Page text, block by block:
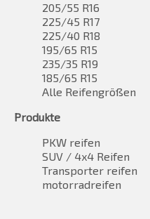
205/55 R16
225/45 R17
225/40 R18
195/65 R15
235/35 R19
185/65 R15
Alle Reifengrößen
Produkte
PKW reifen
SUV / 4x4 Reifen
Transporter reifen
motorradreifen